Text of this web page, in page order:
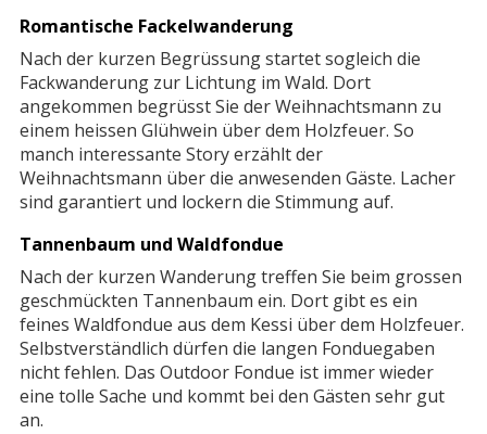
Romantische Fackelwanderung
Nach der kurzen Begrüssung startet sogleich die
Fackwanderung zur Lichtung im Wald. Dort
angekommen begrüsst Sie der Weihnachtsmann zu
einem heissen Glühwein über dem Holzfeuer. So
manch interessante Story erzählt der
Weihnachtsmann über die anwesenden Gäste. Lacher
sind garantiert und lockern die Stimmung auf.
Tannenbaum und Waldfondue
Nach der kurzen Wanderung treffen Sie beim grossen
geschmückten Tannenbaum ein. Dort gibt es ein
feines Waldfondue aus dem Kessi über dem Holzfeuer.
Selbstverständlich dürfen die langen Fonduegaben
nicht fehlen. Das Outdoor Fondue ist immer wieder
eine tolle Sache und kommt bei den Gästen sehr gut
an.